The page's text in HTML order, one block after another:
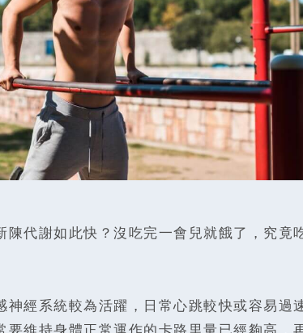
代謝如此快？沒吃完一會兒就餓了，究竟
經系統較為活躍，日常心跳較快或容易過
維持身體正常運作的卡路里量已經夠高，